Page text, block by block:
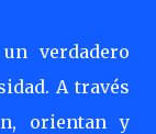
verdadero
A través
orientan y